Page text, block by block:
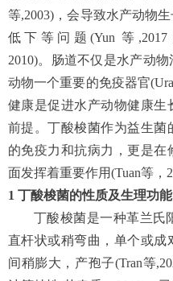
等,2003)，会导致水产动物
低下等问题(Yun 等,2017
2010)。肠道不仅是水产动
动物一个重要的免疫器官
健康是促进水产动物健康生
前提。丁酸梭菌作为益生菌
的免疫力和抗病力，更是
面发挥着重要作用(Tuan等，
1 丁酸梭菌的性质及生理功能
丁酸梭菌是一种革兰氏
直杆状或稍弯曲，单个或成
间稍膨大，产孢子(Tran等